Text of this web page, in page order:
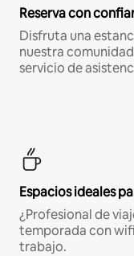
Reserva con
Disfruta una
nuestra
servicio de
Espacios ideales
¿Profesional de
temporada con
trabajo.